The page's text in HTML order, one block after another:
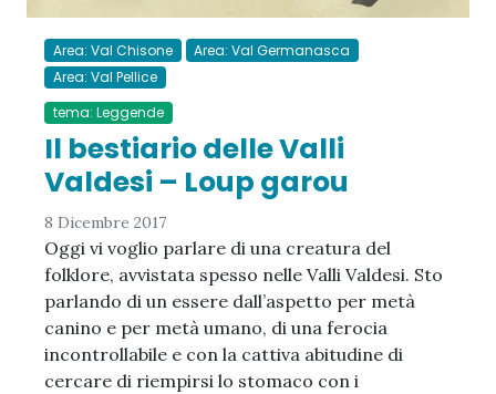
Area: Val Chisone
Area: Val Germanasca
Area: Val Pellice
tema: Leggende
Il bestiario delle Valli
Valdesi – Loup garou
8 Dicembre 2017
Oggi vi voglio parlare di una creatura del
folklore, avvistata spesso nelle Valli Valdesi. Sto
parlando di un essere dall’aspetto per metà
canino e per metà umano, di una ferocia
incontrollabile e con la cattiva abitudine di
cercare di riempirsi lo stomaco con i